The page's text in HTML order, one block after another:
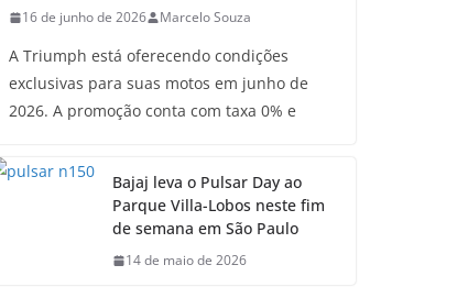
16 de junho de 2026 Marcelo Souza
A Triumph está oferecendo condições
exclusivas para suas motos em junho de
2026. A promoção conta com taxa 0% e
Bajaj leva o Pulsar Day ao
Parque Villa-Lobos neste fim
de semana em São Paulo
14 de maio de 2026